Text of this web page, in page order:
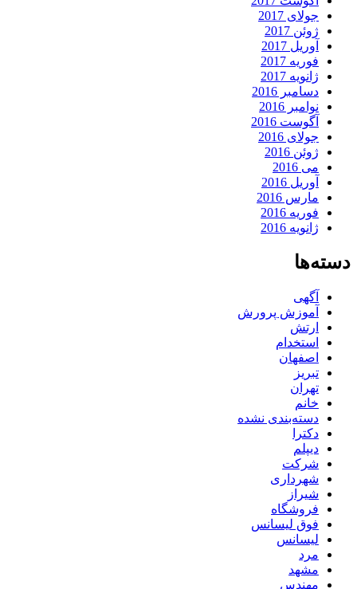
جولای 2017
ژوئن 2017
آوریل 2017
فوریه 2017
ژانویه 2017
دسامبر 2016
نوامبر 2016
آگوست 2016
جولای 2016
ژوئن 2016
می 2016
آوریل 2016
مارس 2016
فوریه 2016
ژانویه 2016
دسته‌ها
آگهی
آموزش پرورش
ارتش
استخدام
اصفهان
تبریز
تهران
خانم
دسته‌بندی نشده
دکترا
دیپلم
شرکت
شهرداری
شیراز
فروشگاه
فوق لیسانس
لیسانس
مرد
مشهد
مهندس